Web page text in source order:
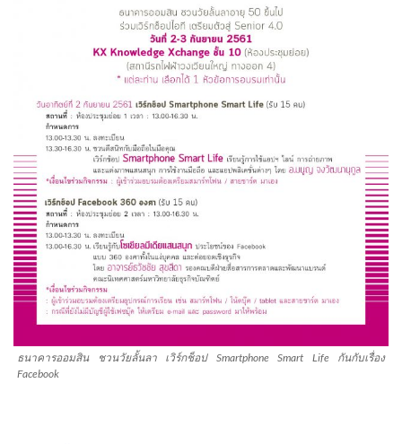
ธนาคารออมสิน ชวนวัยลั้นลา เวิร์กช็อป Smartphone Smart Life กันกับเรื่อง
Facebook